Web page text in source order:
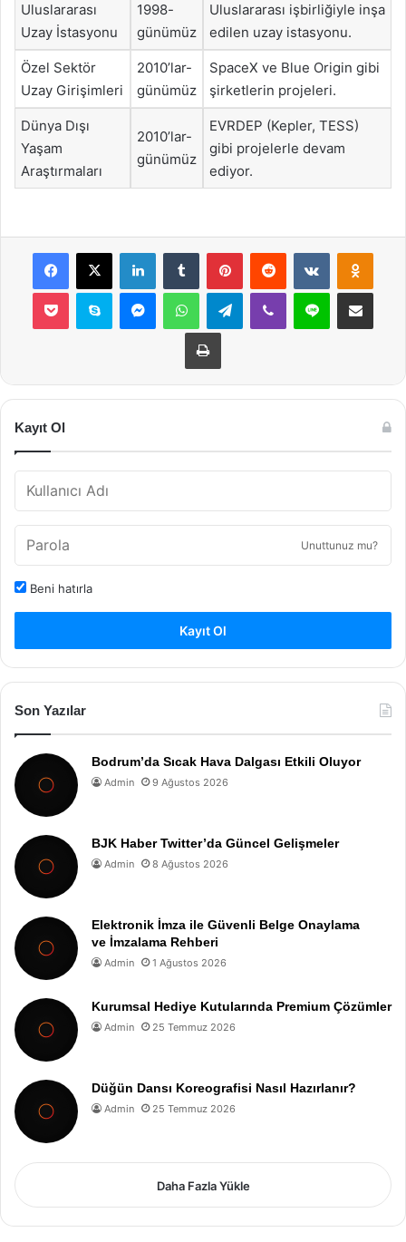
Uluslararası
Uzay İstasyonu
1998-
günümüz
Uluslararası işbirliğiyle inşa
edilen uzay istasyonu.
Özel Sektör
Uzay Girişimleri
2010’lar-
günümüz
SpaceX ve Blue Origin gibi
şirketlerin projeleri.
Dünya Dışı
Yaşam
Araştırmaları
2010’lar-
günümüz
EVRDEP (Kepler, TESS)
gibi projelerle devam
ediyor.
Facebook
X LinkedInTumblr PinterestReddit VKontakte
Pocket Skype MessengerWhatsAppTelegramViber Line E-Posta ile
Yazdır
Kayıt Ol
Unuttunuz mu?
Beni hatırla
Kayıt Ol
Son Yazılar
Bodrum’da Sıcak Hava Dalgası Etkili Oluyor
Admin 9 Ağustos 2026
BJK Haber Twitter’da Güncel Gelişmeler
Admin 8 Ağustos 2026
Elektronik İmza ile Güvenli Belge Onaylama
ve İmzalama Rehberi
Admin 1 Ağustos 2026
Kurumsal Hediye Kutularında Premium Çözümler
Admin 25 Temmuz 2026
Düğün Dansı Koreografisi Nasıl Hazırlanır?
Admin 25 Temmuz 2026
Daha Fazla Yükle